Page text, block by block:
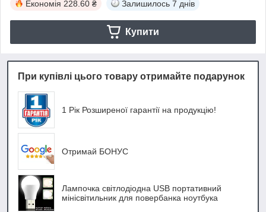
Економія 228.60 ₴ Залишилось 7 днів
Купити
При купівлі цього товару отримайте подарунок
1 Рік Розширеної гарантії на продукцію!
Отримай БОНУС
Лампочка світлодіодна USB портативний
мінісвітильник для повербанка ноутбука